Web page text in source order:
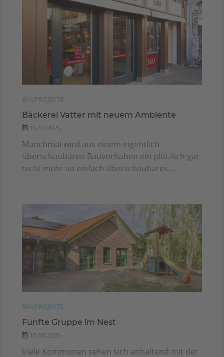
BAUPROJEKTE
Bäckerei Vatter mit neuem Ambiente
15.12.2025
Manchmal wird aus einem eigentlich
überschaubaren Bauvorhaben ein plötzlich gar
nicht mehr so einfach überschaubares...
BAUPROJEKTE
Fünfte Gruppe im Nest
16.10.2025
Viele Kommunen sehen sich anhaltend mit der